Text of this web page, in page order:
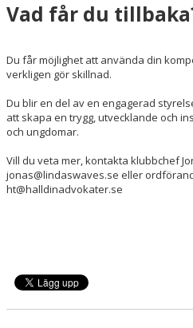
Vad får du
Du får möjlighet att använda din
verkligen gör skillnad.
Du blir en del av en engagerad
att skapa en trygg, utvecklande och
och ungdomar.
Vill du veta mer, kontakta klubbchef
jonas@lindaswaves.se eller
ht@halldinadvokater.se